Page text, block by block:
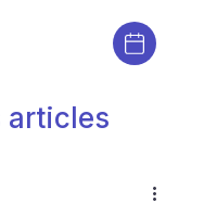
articles